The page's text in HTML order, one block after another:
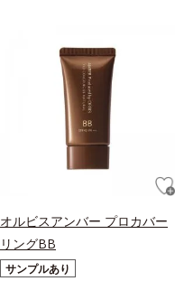
オルビスアンバー プロカバー
リングBB
サンプルあり